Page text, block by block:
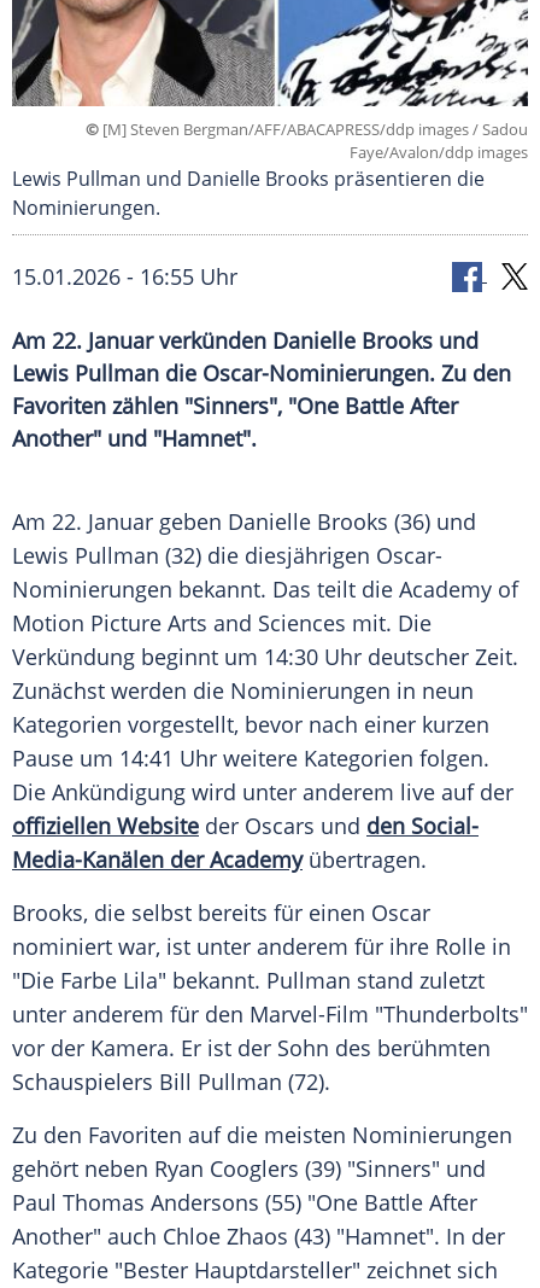
© [M] Steven Bergman/AFF/ABACAPRESS/ddp images / Sadou
Faye/Avalon/ddp images
Lewis Pullman und Danielle Brooks präsentieren die
Nominierungen.
15.01.2026 - 16:55 Uhr
Am 22. Januar verkünden Danielle Brooks und
Lewis Pullman die Oscar-Nominierungen. Zu den
Favoriten zählen "Sinners", "One Battle After
Another" und "Hamnet".
Am 22. Januar geben Danielle Brooks (36) und
Lewis Pullman (32) die diesjährigen Oscar-
Nominierungen bekannt. Das teilt die Academy of
Motion Picture Arts and Sciences mit. Die
Verkündung beginnt um 14:30 Uhr deutscher Zeit.
Zunächst werden die Nominierungen in neun
Kategorien vorgestellt, bevor nach einer kurzen
Pause um 14:41 Uhr weitere Kategorien folgen.
Die Ankündigung wird unter anderem live auf der
offiziellen Website der Oscars und den Social-
Media-Kanälen der Academyübertragen.
Brooks, die selbst bereits für einen Oscar
nominiert war, ist unter anderem für ihre Rolle in
"Die Farbe Lila" bekannt. Pullman stand zuletzt
unter anderem für den Marvel-Film "Thunderbolts"
vor der Kamera. Er ist der Sohn des berühmten
Schauspielers Bill Pullman (72).
Zu den Favoriten auf die meisten Nominierungen
gehört neben Ryan Cooglers (39) "Sinners" und
Paul Thomas Andersons (55) "One Battle After
Another" auch Chloe Zhaos (43) "Hamnet". In der
Kategorie "Bester Hauptdarsteller" zeichnet sich